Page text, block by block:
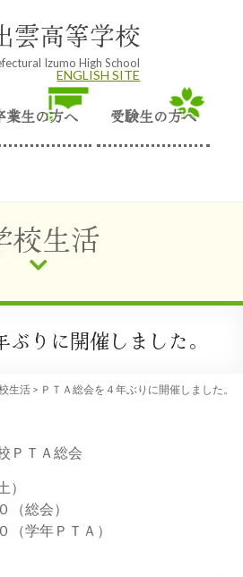
雲高等学校
Izumo High School
ENGLISH SITE
業生の方へ 受験生の方へ
校生活
りに開催しました。
生活 > ＰＴＡ総会を４年ぶりに開催しました。
ＰＴＡ総会
）
（総会）
（学年ＰＴＡ）